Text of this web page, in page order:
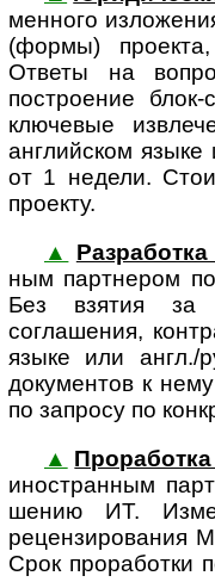
мен­но­го
(формы)
Ответы на
построение
ключевые
английском
от 1 недели.
проекту.
▲
ным партнером
Без взятия за
соглашения,
языке или англ./
документов к
по запросу по
▲
ино­стран­ным
шению ИТ.
рецензирования
Срок проработки